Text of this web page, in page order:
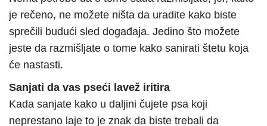
je rečeno, ne možete ništa da uradite kako biste
sprečili budući sled događaja. Jedino što možete
jeste da razmišljate o tome kako sanirati štetu koja
će nastasti.
Sanjati da vas pseći lavež iritira
Kada sanjate kako u daljini čujete psa koji
neprestano laje to je znak da biste trebali da